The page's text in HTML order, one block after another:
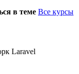
в теме Все курсы
Laravel